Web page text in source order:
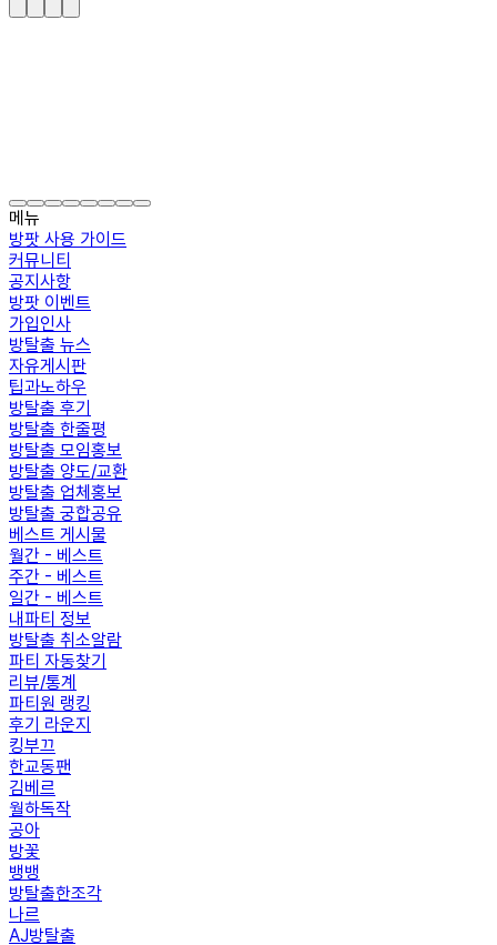
메뉴
방팟 사용 가이드
커뮤니티
공지사항
방팟 이벤트
가입인사
방탈출 뉴스
자유게시판
팁과노하우
방탈출 후기
방탈출 한줄평
방탈출 모임홍보
방탈출 양도/교환
방탈출 업체홍보
방탈출 궁합공유
베스트 게시물
월간 - 베스트
주간 - 베스트
일간 - 베스트
내파티 정보
방탈출 취소알람
파티 자동찾기
리뷰/통계
파티원 랭킹
후기 라운지
킹부끄
한교동팬
김베르
월하독작
공아
방꽃
뱅뱅
방탈출한조각
나르
AJ방탈출